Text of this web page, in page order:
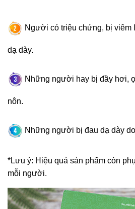
Người có triệu chứng, bị viêm
dạ dày.
Những người hay bị đầy hơi,
nôn.
Những người bị đau dạ dày
*Lưu ý: Hiệu quả sản phẩm còn
mỗi người.